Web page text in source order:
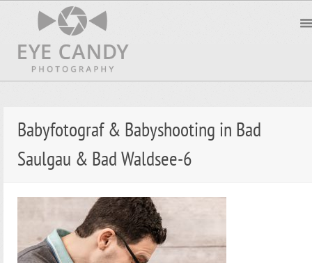
Babyfotograf & Babyshooting in Bad
Saulgau & Bad Waldsee-6